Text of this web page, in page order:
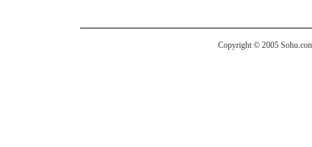
Copyright © 2005